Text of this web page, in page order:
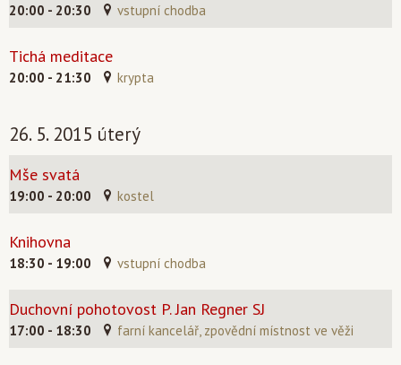
20:00 - 20:30 vstupní chodba
Tichá meditace
20:00 - 21:30 krypta
26. 5. 2015 úterý
Mše svatá
19:00 - 20:00 kostel
Knihovna
18:30 - 19:00 vstupní chodba
Duchovní pohotovost P. Jan Regner SJ
17:00 - 18:30 farní kancelář, zpovědní místnost ve věži